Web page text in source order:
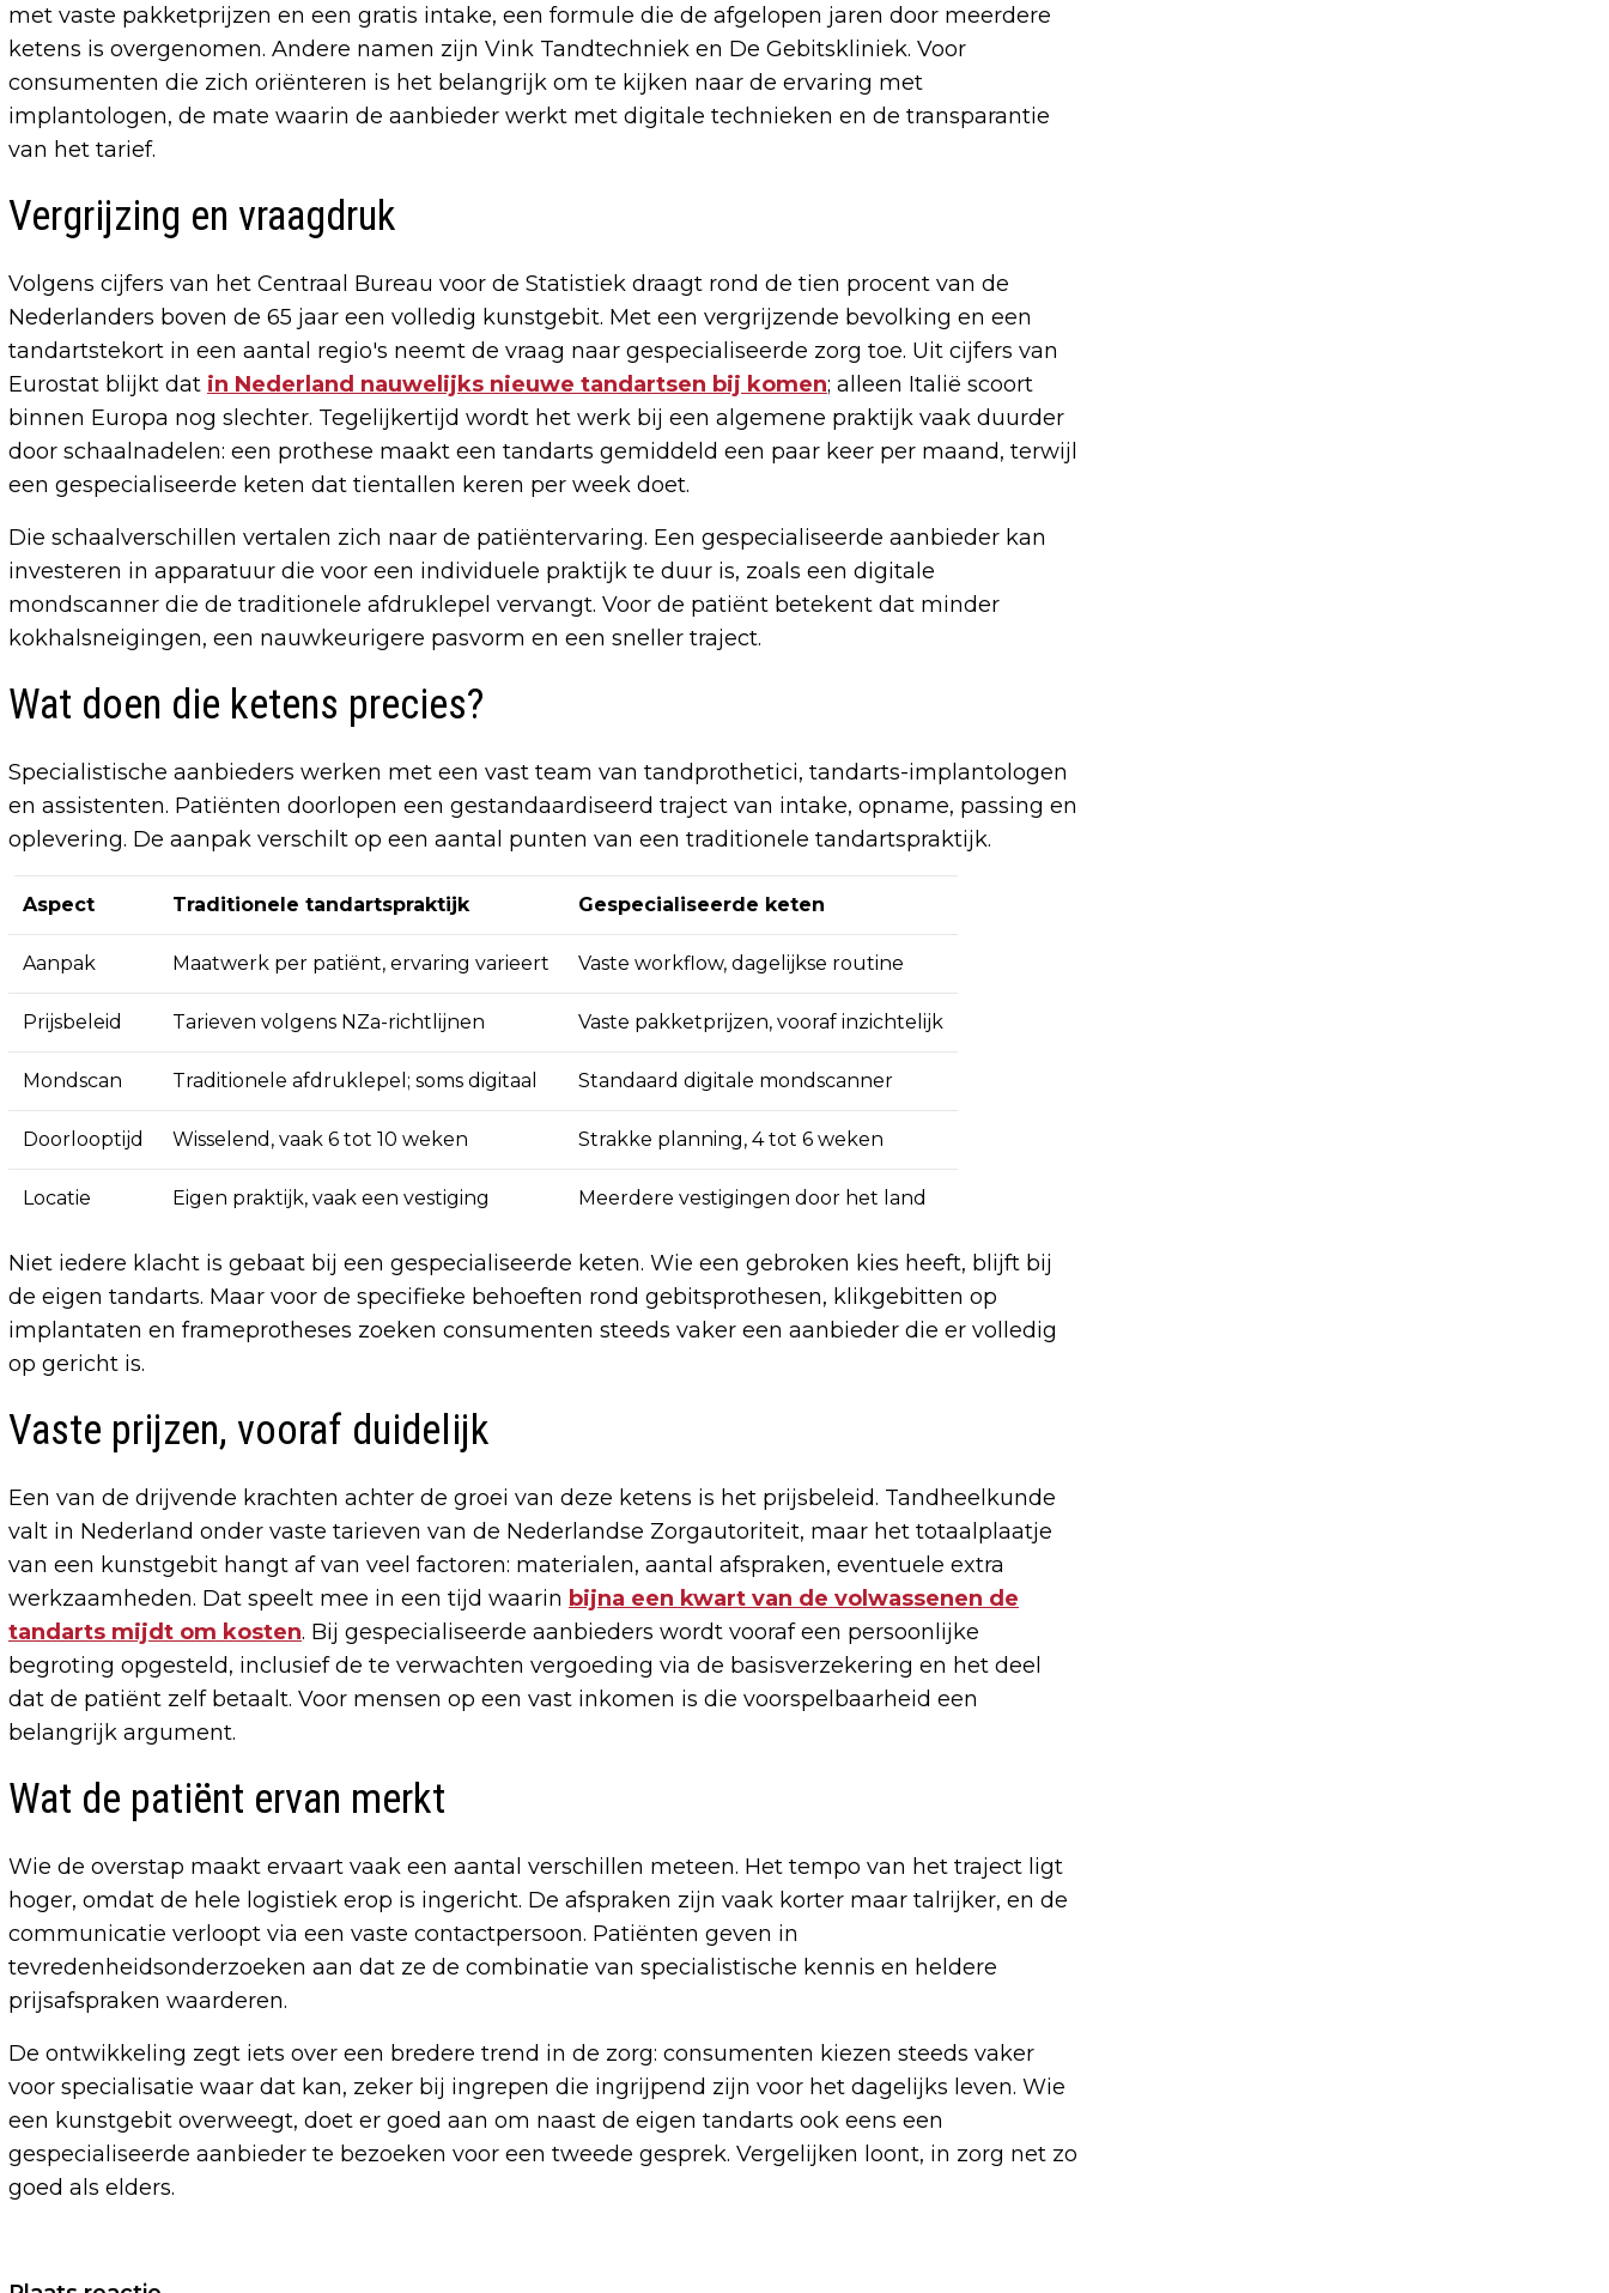
met vaste pakketprijzen en een gratis intake, een formule die de afgelopen jaren door meerdere
ketens is overgenomen. Andere namen zijn Vink Tandtechniek en De Gebitskliniek. Voor
consumenten die zich oriënteren is het belangrijk om te kijken naar de ervaring met
implantologen, de mate waarin de aanbieder werkt met digitale technieken en de transparantie
van het tarief.
Vergrijzing en vraagdruk
Volgens cijfers van het Centraal Bureau voor de Statistiek draagt rond de tien procent van de
Nederlanders boven de 65 jaar een volledig kunstgebit. Met een vergrijzende bevolking en een
tandartstekort in een aantal regio's neemt de vraag naar gespecialiseerde zorg toe. Uit cijfers van
Eurostat blijkt dat in Nederland nauwelijks nieuwe tandartsen bij komen; alleen Italië scoort
binnen Europa nog slechter. Tegelijkertijd wordt het werk bij een algemene praktijk vaak duurder
door schaalnadelen: een prothese maakt een tandarts gemiddeld een paar keer per maand, terwijl
een gespecialiseerde keten dat tientallen keren per week doet.
Die schaalverschillen vertalen zich naar de patiëntervaring. Een gespecialiseerde aanbieder kan
investeren in apparatuur die voor een individuele praktijk te duur is, zoals een digitale
mondscanner die de traditionele afdruklepel vervangt. Voor de patiënt betekent dat minder
kokhalsneigingen, een nauwkeurigere pasvorm en een sneller traject.
Wat doen die ketens precies?
Specialistische aanbieders werken met een vast team van tandprothetici, tandarts-implantologen
en assistenten. Patiënten doorlopen een gestandaardiseerd traject van intake, opname, passing en
oplevering. De aanpak verschilt op een aantal punten van een traditionele tandartspraktijk.
Aspect Traditionele tandartspraktijk Gespecialiseerde keten
Aanpak Maatwerk per patiënt, ervaring varieert Vaste workflow, dagelijkse routine
Prijsbeleid Tarieven volgens NZa-richtlijnen Vaste pakketprijzen, vooraf inzichtelijk
Mondscan Traditionele afdruklepel; soms digitaal Standaard digitale mondscanner
Doorlooptijd Wisselend, vaak 6 tot 10 weken Strakke planning, 4 tot 6 weken
Locatie Eigen praktijk, vaak een vestiging Meerdere vestigingen door het land
Niet iedere klacht is gebaat bij een gespecialiseerde keten. Wie een gebroken kies heeft, blijft bij
de eigen tandarts. Maar voor de specifieke behoeften rond gebitsprothesen, klikgebitten op
implantaten en frameprotheses zoeken consumenten steeds vaker een aanbieder die er volledig
op gericht is.
Vaste prijzen, vooraf duidelijk
Een van de drijvende krachten achter de groei van deze ketens is het prijsbeleid. Tandheelkunde
valt in Nederland onder vaste tarieven van de Nederlandse Zorgautoriteit, maar het totaalplaatje
van een kunstgebit hangt af van veel factoren: materialen, aantal afspraken, eventuele extra
werkzaamheden. Dat speelt mee in een tijd waarin bijna een kwart van de volwassenen de
tandarts mijdt om kosten. Bij gespecialiseerde aanbieders wordt vooraf een persoonlijke
begroting opgesteld, inclusief de te verwachten vergoeding via de basisverzekering en het deel
dat de patiënt zelf betaalt. Voor mensen op een vast inkomen is die voorspelbaarheid een
belangrijk argument.
Wat de patiënt ervan merkt
Wie de overstap maakt ervaart vaak een aantal verschillen meteen. Het tempo van het traject ligt
hoger, omdat de hele logistiek erop is ingericht. De afspraken zijn vaak korter maar talrijker, en de
communicatie verloopt via een vaste contactpersoon. Patiënten geven in
tevredenheidsonderzoeken aan dat ze de combinatie van specialistische kennis en heldere
prijsafspraken waarderen.
De ontwikkeling zegt iets over een bredere trend in de zorg: consumenten kiezen steeds vaker
voor specialisatie waar dat kan, zeker bij ingrepen die ingrijpend zijn voor het dagelijks leven. Wie
een kunstgebit overweegt, doet er goed aan om naast de eigen tandarts ook eens een
gespecialiseerde aanbieder te bezoeken voor een tweede gesprek. Vergelijken loont, in zorg net zo
goed als elders.